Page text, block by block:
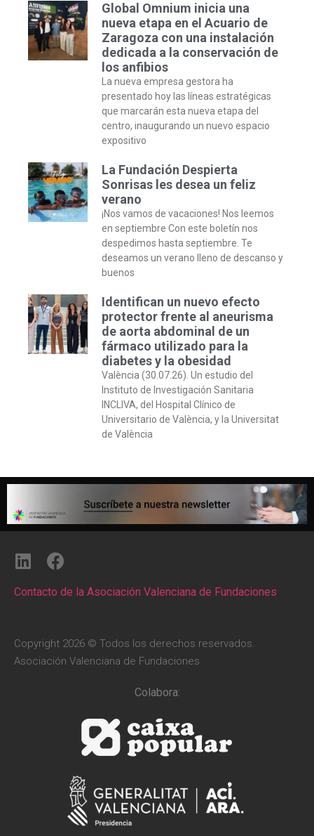
Global Omnium inicia una
nueva etapa en el Acuario de
Zaragoza con una instalación
dedicada a la conservación de
los anfibios
La nueva empresa gestora ha
presentado hoy las líneas estratégicas
que marcarán esta nueva etapa del
centro, inaugurando un nuevo espacio
expositivo
La Fundación Despierta
Sonrisas les desea un feliz
verano
¡Nos vamos de vacaciones! Nos leemos
en septiembre Con este boletín nos
despedimos hasta septiembre. Te
deseamos un verano lleno de descanso y
buenos
Identifican un nuevo efecto
protector frente al aneurisma
de aorta abdominal de un
fármaco utilizado para la
diabetes y la obesidad
València (30.07.26). Un estudio del
Instituto de Investigación Sanitaria
INCLIVA, del Hospital Clínico de
Universitario de València, y la Universitat
de València
Contacto de la Asociación Valenciana de Fundaciones
Copyright 2026 © Todos los derechos reservados.
Asociación Valenciana de Fundaciones
Colabora: